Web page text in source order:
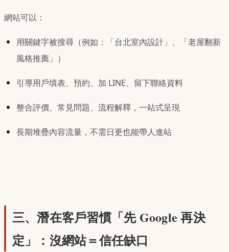
網站可以：
用關鍵字被搜尋（例如：「台北室內設計」、「老屋翻新
風格推薦」）
引導用戶填表、預約、加 LINE、留下聯絡資料
整合評價、常見問題、流程解釋，一站式呈現
長期堆疊內容流量，不需日更也能帶人進站
三、潛在客戶習慣「先 Google 再決
定」：沒網站＝信任缺口